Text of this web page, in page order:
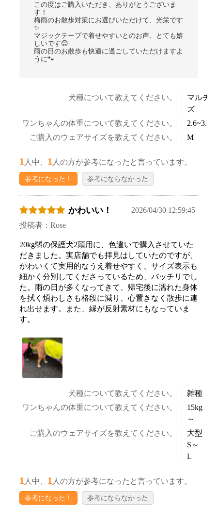
この度はご購入いただき、ありがとうございま
す！
梅雨のお散歩対策にお選びいただけて、光栄です
✨
マジックテープで着せやすいとのお声、とても嬉
しいです😊
雨の日のお散歩も快適に過ごしていただけますよ
うに🐾
犬種について教えてください。
マルチ
ズ
ワンちゃんの体重について教えてください。
ご購入のウェアサイズを教えてください。
M
1 人中、 1 人の方が参考になったと言っています。
参考になった！ 参考にならなかった
かわいい！
2026/04/30 12:59:45
投稿者：Rose
20kg弱の保護犬2頭用に、色違いで購入させていた
だきました。実店舗でも拝見はしていたのですが、
かわいくて実用的なうえ着せやすく、サイズ表示も
細かく分別してくださっているため、バッチリでし
た。雨の日が多くなってきて、帰宅後に濡れた身体
を拭く煩わしさも格段に減り、心置きなく散歩に連
れ出せます。また、縁が反射素材にもなっていま
す。
犬種について教えてください。
雑種
ワンちゃんの体重について教えてください。
15kg
～
ご購入のウェアサイズを教えてください。
大型
S～
L
1 人中、 1 人の方が参考になったと言っています。
参考になった！ 参考にならなかった